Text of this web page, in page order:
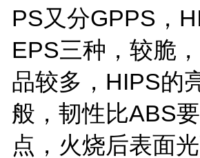
PS又分GPPS，
EPS三种，较脆
品较多，HIPS的
般，韧性比ABS
点，火烧后表面